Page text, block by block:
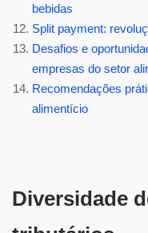
bebidas
Split payment:
Desafios e
empresas do setor
Recomendações
alimentício
Diversidade